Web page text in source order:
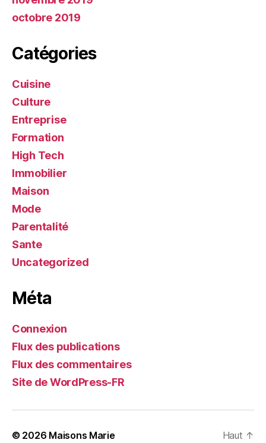
octobre 2019
Catégories
Cuisine
Culture
Entreprise
Formation
High Tech
Immobilier
Maison
Mode
Parentalité
Sante
Uncategorized
Méta
Connexion
Flux des publications
Flux des commentaires
Site de WordPress-FR
© 2026 Maisons Marie Haut ↑